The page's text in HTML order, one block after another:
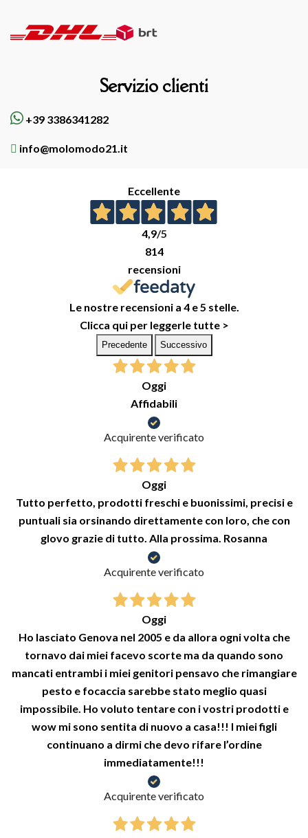
Servizio clienti
+39 3386341282
info@molomodo21.it
Eccellente
4,9/5
814
recensioni
Le nostre recensioni a 4 e 5 stelle.
Clicca qui per leggerle tutte >
Precedente Successivo
Oggi
Affidabili
Acquirente verificato
Oggi
Tutto perfetto, prodotti freschi e buonissimi, precisi e
puntuali sia orsinando direttamente con loro, che con
glovo grazie di tutto. Alla prossima. Rosanna
Acquirente verificato
Oggi
Ho lasciato Genova nel 2005 e da allora ogni volta che
tornavo dai miei facevo scorte ma da quando sono
mancati entrambi i miei genitori pensavo che rimangiare
pesto e focaccia sarebbe stato meglio quasi
impossibile. Ho voluto tentare con i vostri prodotti e
wow mi sono sentita di nuovo a casa!!! I miei figli
continuano a dirmi che devo rifare l’ordine
immediatamente!!!
Acquirente verificato